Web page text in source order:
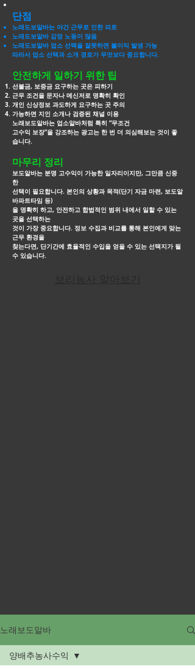
단점
노래도보알바는 야간 근무로 인한 피로
노래도보알바 감정 노동이 많음
노래도보알바 업소 선택을 잘못하면 불이익 발생 가능
따라서 업소 선택과 소개 경로가 무엇보다 중요합니다.
안전하게 일하기 위한 팁
선불금, 보증금 요구하는 곳은 피하기
근무 조건을 문자나 메신저로 명확히 확인
개인 신상정보 과도하게 요구하는 곳 주의
가능하면 지인 소개나 검증된 채널 이용
노래보도알바는 업소알바처럼 특히 “무조건
고수익 보장”을 강조하는 광고는 한 번 더 의심해보는 것이 좋
습니다.
마무리 정리
보도알바는 분명 고수익이 가능한 일자리이지만, 그만큼 신중
한
선택이 필요합니다. 본인의 상황과 목적(단기 자금 마련, 보도알
바파트타임 등)
을 명확히 하고, 안전하고 합법적인 범위 내에서 일할 수 있는
곳을 선택하는
것이 가장 중요합니다. 정보 수집과 비교를 통해 본인에게 맞는
근무 환경을
찾는다면, 단기간에 효율적인 수입을 얻을 수 있는 선택지가 될
수 있습니다.
노래보도알바
양배추농사수익